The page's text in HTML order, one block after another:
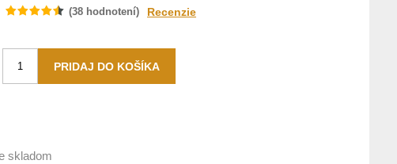
(38 hodnotení) Recenzie
skladom